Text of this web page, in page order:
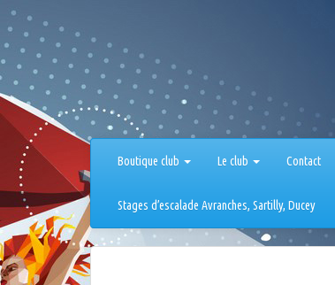
Aller
au
contenu
Boutique club Le club Contact
Stages d’escalade Avranches, Sartilly, Ducey